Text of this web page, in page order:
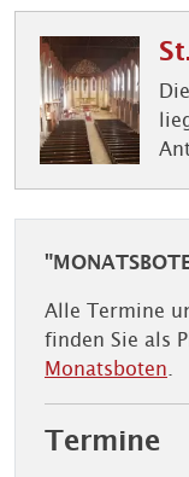
Alle Termine
finden Sie als
Monatsboten
Termine